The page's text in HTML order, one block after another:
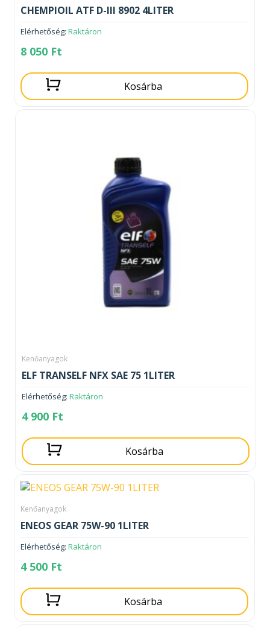
CHEMPIOIL ATF D-III 8902 4LITER
Elérhetőség: Raktáron
8 050 Ft
Kosárba
Kenőanyagok
ELF TRANSELF NFX SAE 75 1LITER
Elérhetőség: Raktáron
4 900 Ft
Kosárba
Kenőanyagok
ENEOS GEAR 75W-90 1LITER
Elérhetőség: Raktáron
4 500 Ft
Kosárba